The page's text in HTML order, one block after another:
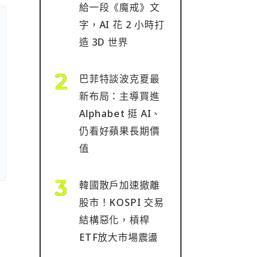
給一段《魔戒》文
字，AI 花 2 小時打
造 3D 世界
巴菲特談波克夏最
新布局：主導買進
Alphabet 挺 AI、
仍看好蘋果長期價
值
韓國散戶加速撤離
股市！KOSPI 交易
結構惡化，槓桿
ETF放大市場震盪